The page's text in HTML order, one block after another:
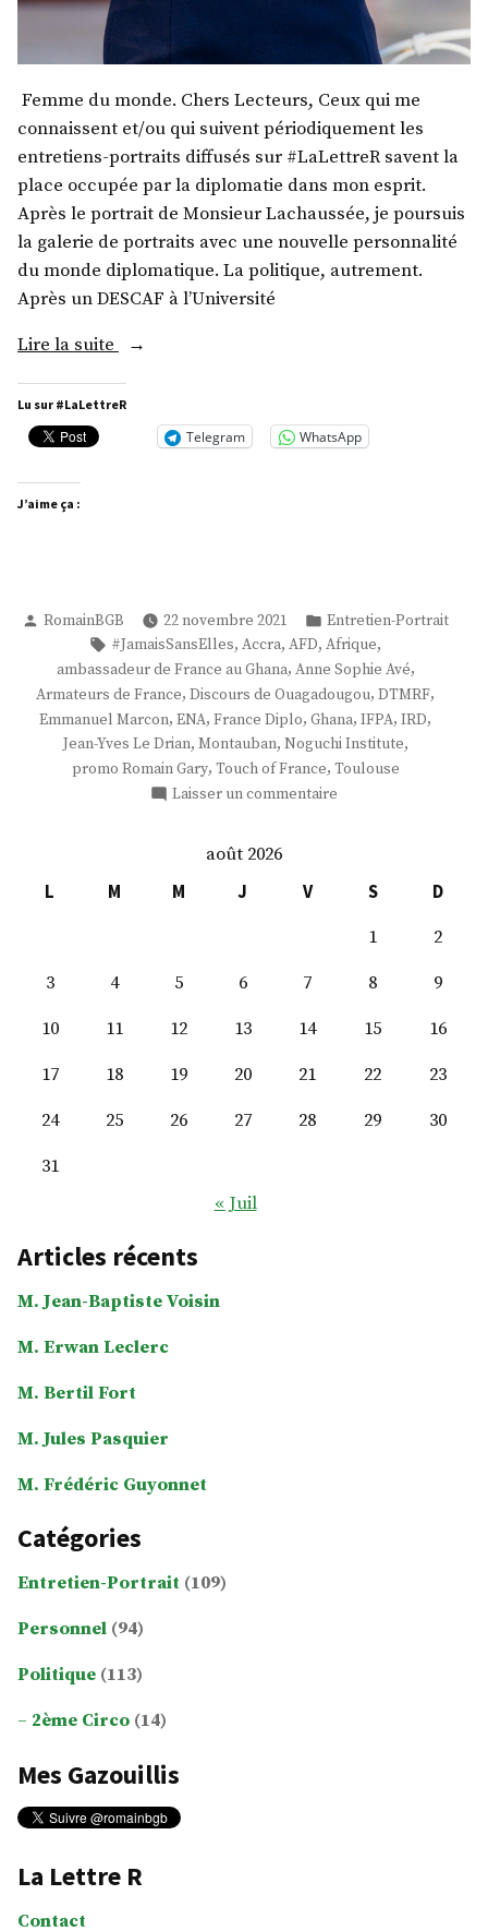
Femme du monde. Chers Lecteurs, Ceux qui me
connaissent et/ou qui suivent périodiquement les
entretiens-portraits diffusés sur #LaLettreR savent la
place occupée par la diplomatie dans mon esprit.
Après le portrait de Monsieur Lachaussée, je poursuis
la galerie de portraits avec une nouvelle personnalité
du monde diplomatique. La politique, autrement.
Après un DESCAF à l’Université
Lire la suite
« Mme
Sophie
Avé »
Lu sur #LaLettreR
Telegram WhatsApp
J’aime ça :
Publié
RomainBGB 22 novembre 2021
Publié
dans
Entretien-Portrait
Étiquettes :
#JamaisSansElles, Accra, AFD, Afrique,
ambassadeur de France au Ghana, Anne Sophie Avé,
Armateurs de France, Discours de Ouagadougou, DTMRF,
Emmanuel Marcon, ENA, France Diplo, Ghana, IFPA, IRD,
Jean-Yves Le Drian, Montauban, Noguchi Institute,
promo Romain Gary, Touch of France, Toulouse
Laisser un commentaire
août 2026
L
M M J V S
D
1
2
3
4 5 6 7 8
9
10
11 12 13 14 15
16
17
18 19 20 21 22
23
24
25 26 27 28 29
30
31
« Juil
Articles récents
M. Jean-Baptiste Voisin
M. Erwan Leclerc
M. Bertil Fort
M. Jules Pasquier
M. Frédéric Guyonnet
Catégories
Entretien-Portrait (109)
Personnel (94)
Politique (113)
2ème Circo (14)
Mes Gazouillis
La Lettre R
Contact